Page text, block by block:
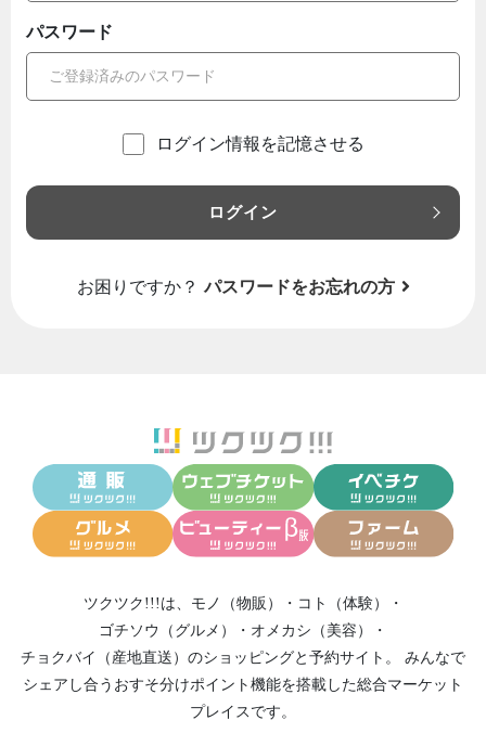
パスワード
ログイン情報を記憶させる
ログイン
お困りですか？ パスワードをお忘れの方
ツクツク!!!は、 モノ（物販） ・ コト（体験）
・
ゴチソウ（グルメ）
・ オメカシ（美容）
・
チョクバイ（産地直送） のショッピングと予約サイト。
みんなで
シェアし合う おすそ分けポイント機能を搭載した総合マーケット
プレイスです。